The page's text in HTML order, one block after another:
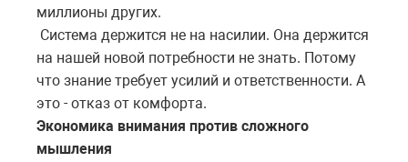
миллионы других.
Система держится не на насилии. Она держится
на нашей новой потребности не знать. Потому
что знание требует усилий и ответственности. А
это - отказ от комфорта.
Экономика внимания против сложного
мышления